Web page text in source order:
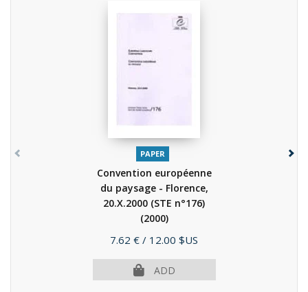
PAPER
Convention européenne
du paysage - Florence,
20.X.2000 (STE n°176)
(2000)
Price
7.62 € / 12.00 $US
ADD